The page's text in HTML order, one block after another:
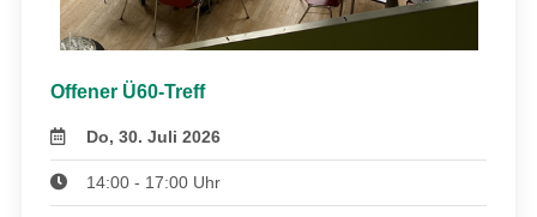
Offener Ü60-Treff
Do, 30. Juli 2026
14:00 - 17:00 Uhr